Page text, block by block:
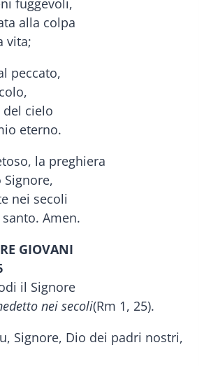
fuggevoli,
alla colpa
vita;
peccato,
cielo
eterno.
la preghiera
Signore,
nei secoli
Amen.
GIOVANI
il Signore
nei secoli(Rm 1, 25).
Signore, Dio dei padri nostri,